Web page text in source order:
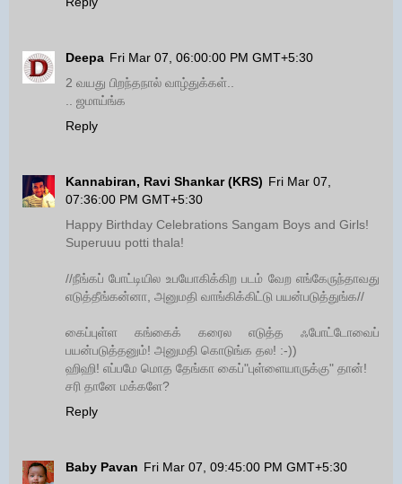
Deepa Fri Mar 07, 06:00:00 PM GMT+5:30
2 வயது பிறந்தநால் வாழ்துக்கள்..
.. ஜமாய்ங்க
Reply
Kannabiran, Ravi Shankar (KRS) Fri Mar 07,
07:36:00 PM GMT+5:30
Happy Birthday Celebrations Sangam Boys and Girls!
Superuuu potti thala!
//நீங்கப் போட்டியில உபயோகிக்கிற படம் வேற எங்கேருந்தாவது
எடுத்தீங்கன்னா, அனுமதி வாங்கிக்கிட்டு பயன்படுத்துங்க//
கைப்புள்ள கங்கைக் கரைல எடுத்த ஃபோட்டோவைப்
பயன்படுத்தனும்! அனுமதி கொடுங்க தல! :-))
ஹிஹி! எப்பமே மொத தேங்கா கைப்"புள்ளையாருக்கு" தான்!
சரி தானே மக்களே?
Reply
Baby Pavan Fri Mar 07, 09:45:00 PM GMT+5:30